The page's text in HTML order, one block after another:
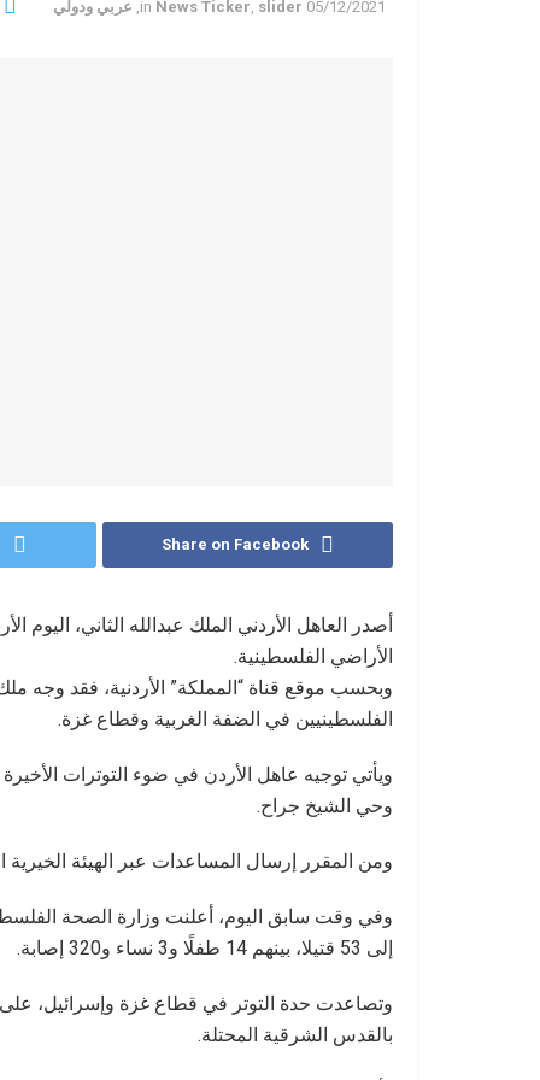
05/12/2021
in News Ticker, slider
, عربي ودولي
Share on Facebook
أصدر العاهل الأردني الملك عبدالله الثاني،
الأراضي الفلسطينية.
وبحسب موقع قناة “المملكة” الأردنية، فقد وجه
الفلسطينيين في الضفة الغربية وقطاع غزة.
ويأتي توجيه عاهل الأردن في ضوء التوترات
وحي الشيخ جراح.
ومن المقرر إرسال المساعدات عبر الهيئة الخيرية
وفي وقت سابق اليوم، أعلنت وزارة الصحة
إلى 53 قتيلا، بينهم 14 طفلًا و3 نساء و320 إصابة.
وتصاعدت حدة التوتر في قطاع غزة وإسرائيل،
بالقدس الشرقية المحتلة.